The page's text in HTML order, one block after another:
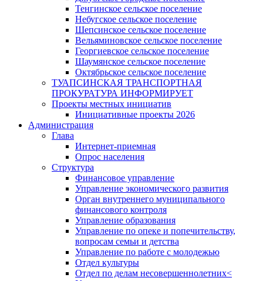
Тенгинское сельское поселение
Небугское сельское поселение
Шепсинское сельское поселение
Вельяминовское сельское поселение
Георгиевское сельское поселение
Шаумянское сельское поселение
Октябрьское сельское поселение
ТУАПСИНСКАЯ ТРАНСПОРТНАЯ
ПРОКУРАТУРА ИНФОРМИРУЕТ
Проекты местных инициатив
Инициативные проекты 2026
Администрация
Глава
Интернет-приемная
Опрос населения
Структура
Финансовое управление
Управление экономического развития
Орган внутреннего муниципального
финансового контроля
Управление образования
Управление по опеке и попечительству,
вопросам семьи и детства
Управление по работе с молодежью
Отдел культуры
Отдел по делам несовершеннолетних<